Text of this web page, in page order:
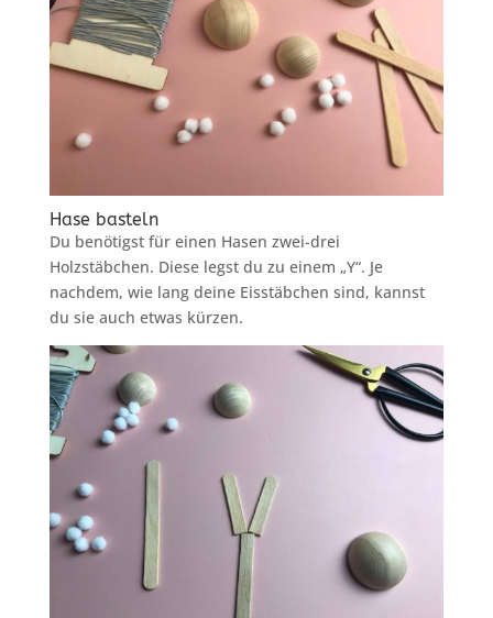
Hase basteln
Du benötigst für einen Hasen zwei-drei
Holzstäbchen. Diese legst du zu einem „Y“. Je
nachdem, wie lang deine Eisstäbchen sind, kannst
du sie auch etwas kürzen.